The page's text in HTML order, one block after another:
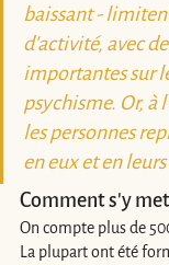
baissant -
d'activité, avec
importantes sur
psychisme. Or, à
les personnes
en eux et en
Comment s'y
On compte plus de
La plupart ont été